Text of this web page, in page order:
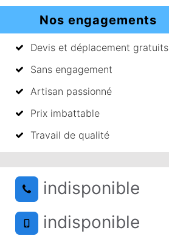
Nos engagements
Devis et déplacement gratuits
Sans engagement
Artisan passionné
Prix imbattable
Travail de qualité
indisponible
indisponible